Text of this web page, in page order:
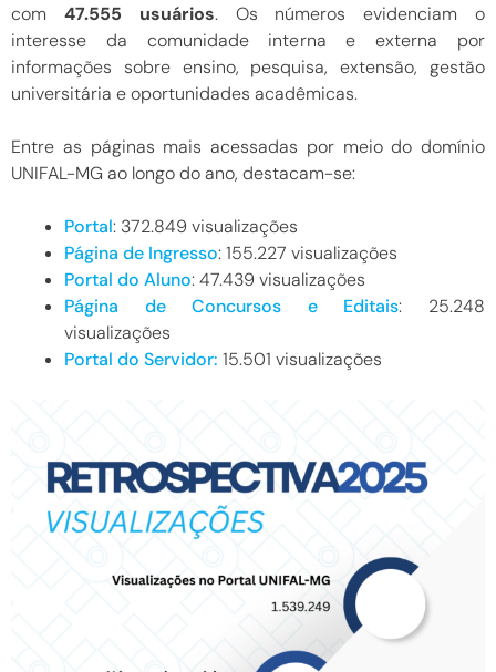
com 47.555 usuários. Os números evidenciam o
interesse da comunidade interna e externa por
informações sobre ensino, pesquisa, extensão, gestão
universitária e oportunidades acadêmicas.
Entre as páginas mais acessadas por meio do domínio
UNIFAL-MG ao longo do ano, destacam-se:
Portal: 372.849 visualizações
Página de Ingresso:155.227 visualizações
Portal do Aluno:47.439 visualizações
Página de Concursos e Editais: 25.248
visualizações
Portal do Servidor: 15.501 visualizações